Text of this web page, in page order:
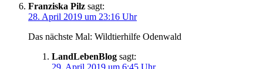
Franziska Pilz sagt:
28. April 2019 um 23:16 Uhr
Das nächste Mal: Wildtierhilfe Odenwald
LandLebenBlog sagt:
29. April 2019 um 6:45 Uhr